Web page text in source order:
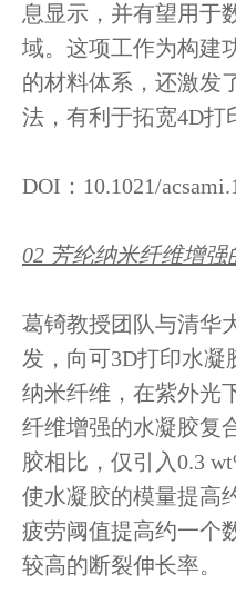
息显示，并有望用于
域。这项工作为构建
的材料体系，还激发
法，有利于拓宽4D打
DOI：10.1021/
02 芳纶纳米纤维增强
葛锜教授团队与清华
发，向可3D打印水凝
纳米纤维，在紫外光
纤维增强的水凝胶复
胶相比，仅引入0.3
使水凝胶的模量提高
疲劳阈值提高约一个
较高的断裂伸长率。